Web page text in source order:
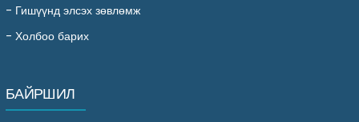
- Гишүүнд элсэх зөвлөмж
- Холбоо барих
БАЙРШИЛ